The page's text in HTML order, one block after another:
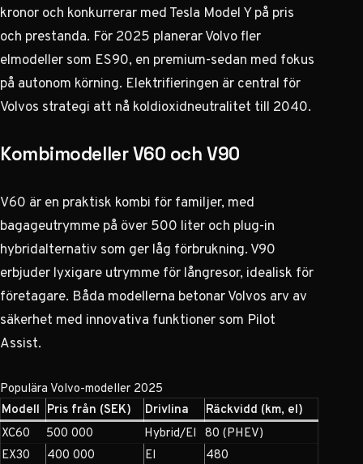
kronor och konkurrerar med Tesla Model Y på pris
och prestanda. För 2025 planerar Volvo fler
elmodeller som ES90, en premium-sedan med fokus
på autonom körning. Elektrifieringen är central för
Volvos strategi att nå koldioxidneutralitet till 2040.
Kombimodeller V60 och V90
V60 är en praktisk kombi för familjer, med
bagageutrymme på över 500 liter och plug-in
hybridalternativ som ger låg förbrukning. V90
erbjuder lyxigare utrymme för långresor, idealisk för
företagare. Båda modellerna betonar Volvos arv av
säkerhet med innovativa funktioner som Pilot
Assist.
Populära Volvo-modeller 2025
Modell Pris från (SEK) Drivlina
Räckvidd (km, el)
XC60
500 000 Hybrid/El 80 (PHEV)
EX30
400 000 El
480